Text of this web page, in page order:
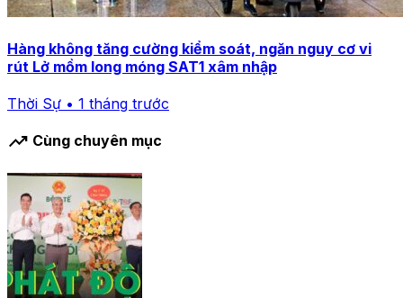
Hàng không tăng cường kiểm soát, ngăn nguy cơ vi
rút Lở mồm long móng SAT1 xâm nhập
Thời Sự • 1 tháng trước
trending_up Cùng chuyên mục